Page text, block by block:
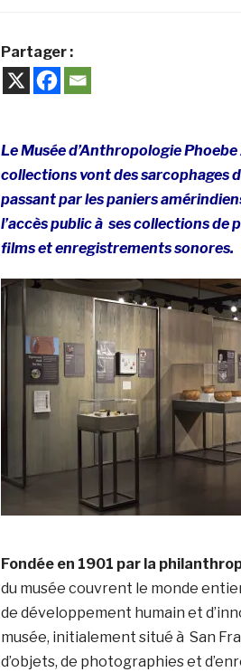
Partager :
Le Musée d’Anthropologie
collections vont des sarcophages
passant par les paniers
l’accès public à ses collections de
films et enregistrements sonores.
Fondée en 1901 par la
du musée couvrent le monde
de développement humain et
musée, initialement situé à San
d’objets, de photographies et